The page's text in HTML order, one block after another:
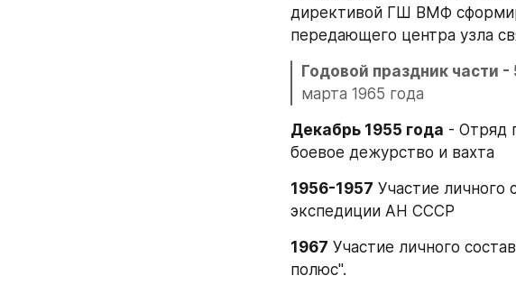
директивой ГШ ВМФ
передающего центра узла
Годовой праздник части -
марта 1965 года
Декабрь 1955 года - Отряд
боевое дежурство и вахта
1956-1957 Участие личного
экспедиции АН СССР
1967 Участие личного
полюс".